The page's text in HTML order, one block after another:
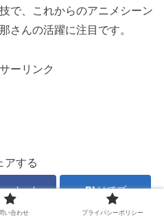
で、これからのアニメシーン
さんの活躍に注目です。
ーリンク
アする
はてブ
い合わせ プライバシーポリシー